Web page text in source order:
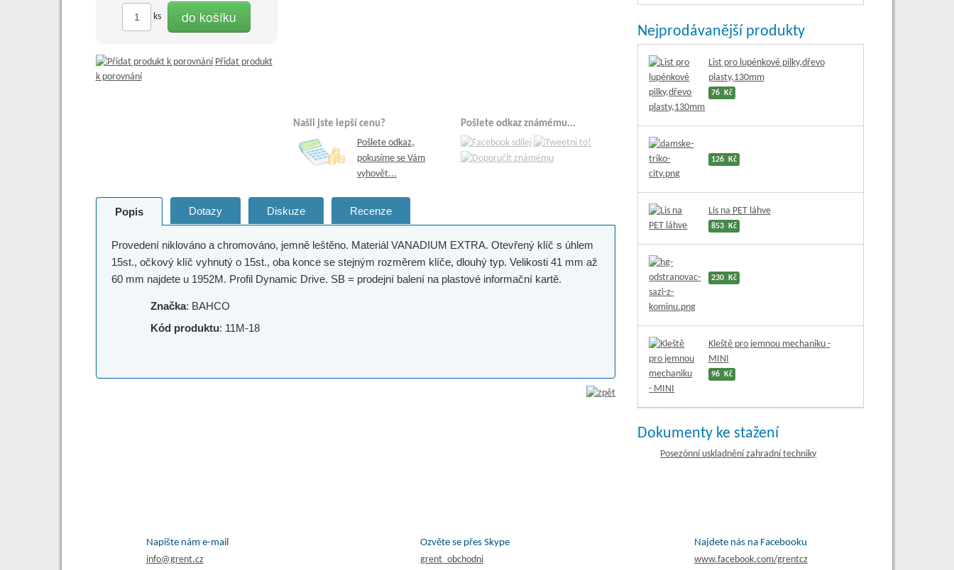
Našli jste lepší cenu?
Pošlete odkaz,
pokusíme se Vám
vyhovět...
Pošlete odkaz známému...
ks do košíku
Přidat produkt
k porovnání
Popis Dotazy Diskuze Recenze
Provedení niklováno a chromováno, jemně leštěno. Materiál VANADIUM EXTRA. Otevřený klíč s úhlem
15st., očkový klíč vyhnutý o 15st., oba konce se stejným rozměrem klíče, dlouhý typ. Velikosti 41 mm až
60 mm najdete u 1952M. Profil Dynamic Drive. SB = prodejní balení na plastové informační kartě.
Značka: BAHCO
Kód produktu: 11M-18
Nejprodávanější produkty
List pro lupénkové pilky,dřevo
plasty,130mm
76 Kč
126 Kč
Lis na PET láhve
853 Kč
230 Kč
Kleště pro jemnou mechaniku -
MINI
96 Kč
Dokumenty ke stažení
Posezónní uskladnění zahradní techniky
Napište nám e-mail
info@grent.cz
Ozvěte se přes Skype
grent_obchodni
Najdete nás na Facebooku
www.facebook.com/grentcz